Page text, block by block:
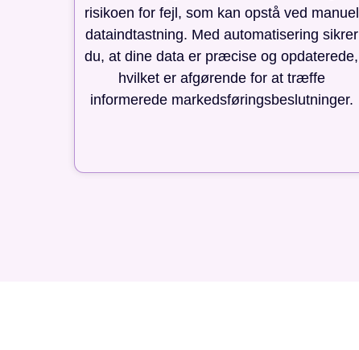
risikoen for fejl, som kan opstå ved manuel
dataindtastning. Med automatisering sikrer
du, at dine data er præcise og opdaterede,
hvilket er afgørende for at træffe
informerede markedsføringsbeslutninger.